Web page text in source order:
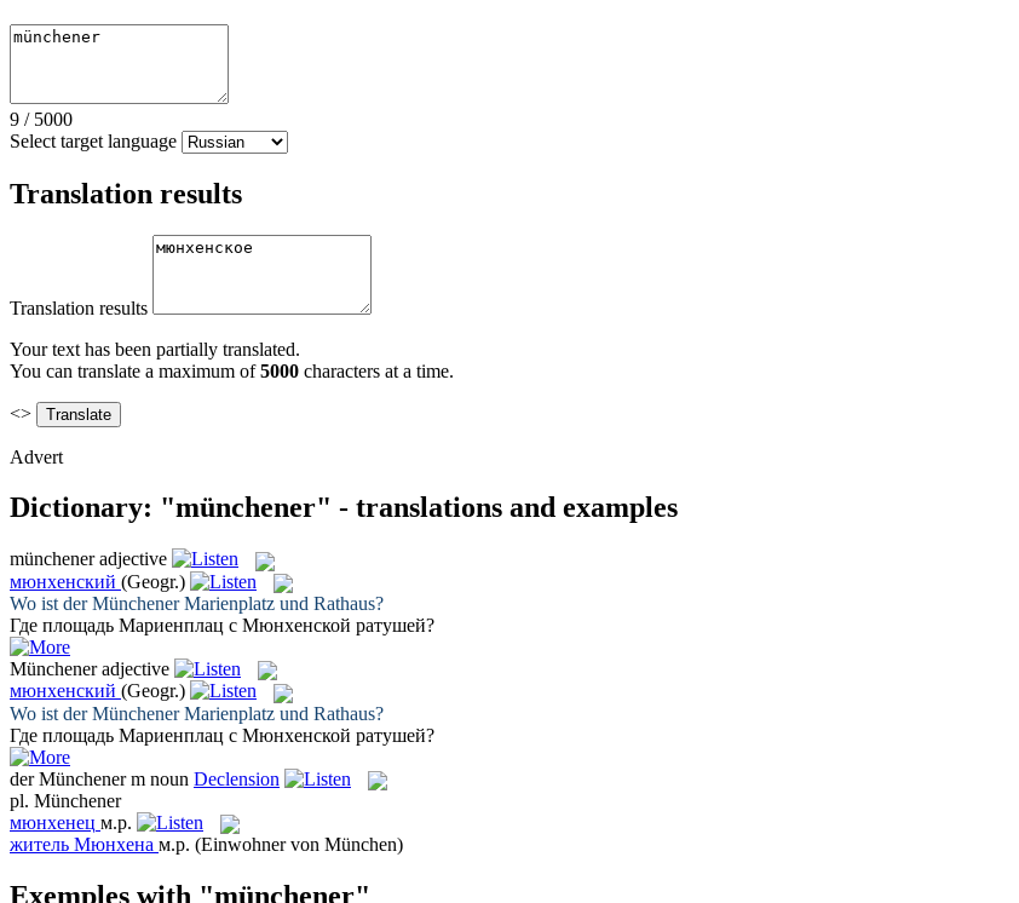
9 / 5000
Select target language
Translation results
Translation results
Your text has been partially translated.
You can translate a maximum of5000 characters at a time.
<>
Advert
Dictionary: "münchener" - translations and examples
münchener adjective
мюнхенский (Geogr.)
Wo ist derMünchenerMarienplatz und Rathaus?
Где площадь Мариенплац с Мюнхенской ратушей?
Münchener adjective
мюнхенский (Geogr.)
Wo ist derMünchenerMarienplatz und Rathaus?
Где площадь Мариенплац с Мюнхенской ратушей?
derMünchener m noun Declension
pl. Münchener
мюнхенец м.р.
житель Мюнхена м.р. (Einwohner von München)
Exemples with "münchener"